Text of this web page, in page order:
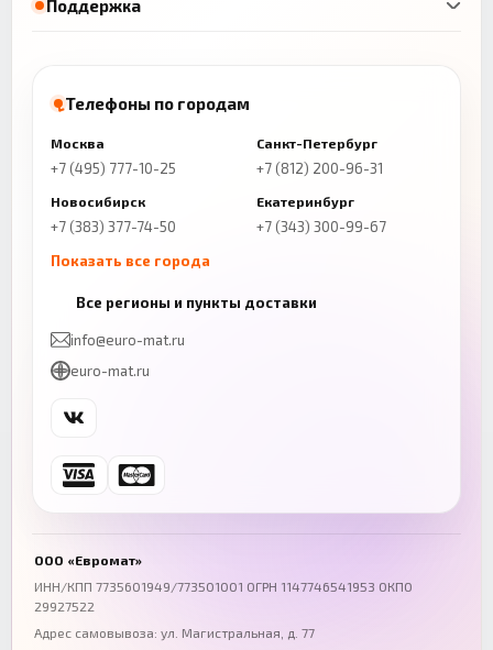
Поддержка
Телефоны по городам
Москва
+7 (495) 777-10-25
Санкт-Петербург
+7 (812) 200-96-31
Новосибирск
+7 (383) 377-74-50
Екатеринбург
+7 (343) 300-99-67
Показать все города
+7 (843) 206-01-30
Челябинск
+7 (343) 300-99-67
Ростов-на-Дону
+7 (863) 333-50-75
Волгоград
+7 (844) 261-36-12
Омск
Все регионы и пункты доставки
info@euro-mat.ru
euro-mat.ru
ООО «Евромат»
ИНН/КПП 7735601949/773501001 ОГРН 1147746541953 ОКПО
29927522
Адрес самовывоза: ул. Магистральная, д. 77